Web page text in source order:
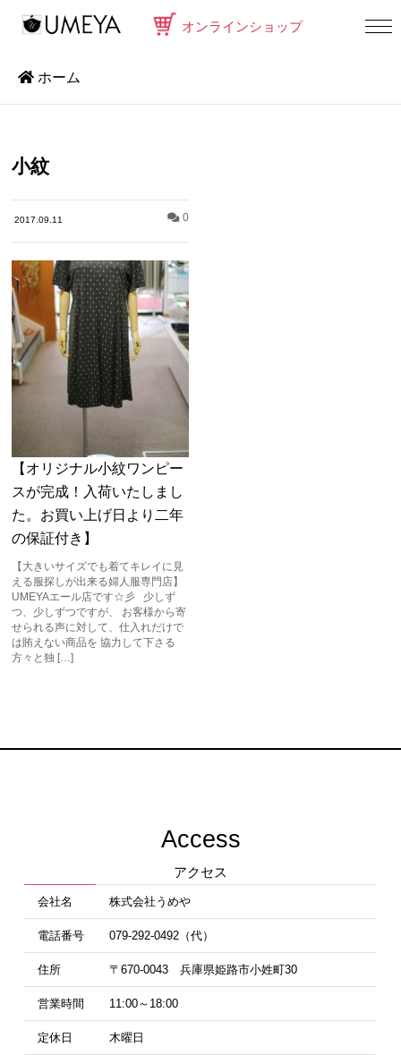
オンラインショップ
ホーム
小紋
2017.09.11 0
【オリジナル小紋ワンピー
スが完成！入荷いたしまし
た。お買い上げ日より二年
の保証付き】
【大きいサイズでも着てキレイに見
える服探しが出来る婦人服専門店】
UMEYAエール店です☆彡 少しず
つ、少しずつですが、 お客様から寄
せられる声に対して、仕入れだけで
は賄えない商品を 協力して下さる
方々と独 […]
Access
アクセス
会社名 株式会社うめや
電話番号 079-292-0492（代）
住所 〒670-0043 兵庫県姫路市小姓町30
営業時間 11:00～18:00
定休日 木曜日